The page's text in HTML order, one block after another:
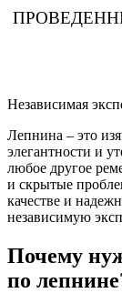
Независимая
Лепнина – это
элегантности и
любое другое
и скрытые
качестве и
независимую
Почему
по